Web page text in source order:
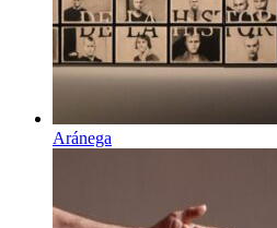
Aránega